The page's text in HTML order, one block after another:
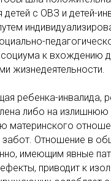
детей с ОВЗ и детей-
социума к вхождению
жизнедеятельности.
ребенка-инвалида,
либо на излишнюю
материнского
забот. Отношение в
имеющим явные
приводит к